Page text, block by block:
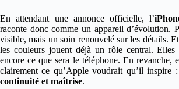
En attendant une annonce officielle, l’
raconte donc comme un appareil d’évolution.
visible, mais un soin renouvelé sur les détails.
les couleurs jouent déjà un rôle central. Elles
encore ce que sera le téléphone. En revanche,
clairement ce qu’Apple voudrait qu’il inspire
continuité et maîtrise.